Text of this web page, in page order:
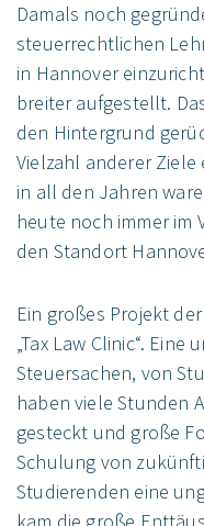
Damals noch
steuerrechtlichen
in Hannover
breiter aufgestellt.
den Hintergrund
Vielzahl anderer
in all den Jahren
heute noch immer im
den Standort
Ein großes Projekt
„Tax Law Clinic“.
Steuersachen, von
haben viele Stunden
gesteckt und große
Schulung von
Studierenden eine